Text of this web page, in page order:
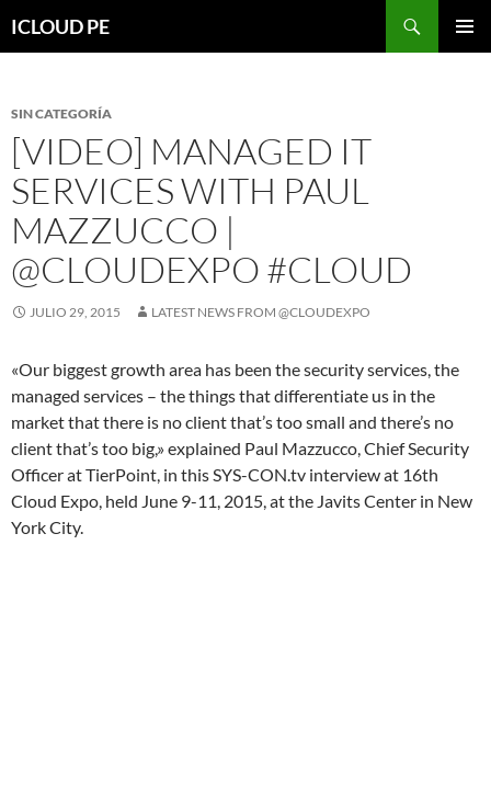
hacia
ICLOUD PE
SIN CATEGORÍA
[VIDEO] MANAGED IT
SERVICES WITH PAUL
MAZZUCCO |
@CLOUDEXPO #CLOUD
JULIO 29, 2015 LATEST NEWS FROM @CLOUDEXPO
«Our biggest growth area has been the security services, the
managed services – the things that differentiate us in the
market that there is no client that’s too small and there’s no
client that’s too big,» explained Paul Mazzucco, Chief Security
Officer at TierPoint, in this SYS-CON.tv interview at 16th
Cloud Expo, held June 9-11, 2015, at the Javits Center in New
York City.